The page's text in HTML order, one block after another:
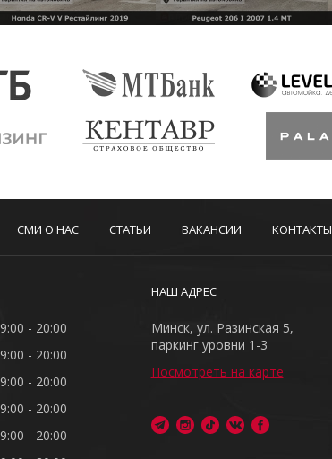
СМИ О НАС СТАТЬИ ВАКАНСИИ КОНТАКТЫ
9:00 - 20:00
9:00 - 20:00
9:00 - 20:00
9:00 - 20:00
9:00 - 20:00
НАШ АДРЕС
Минск, ул. Разинская 5,
паркинг уровни 1-3
Посмотреть на карте